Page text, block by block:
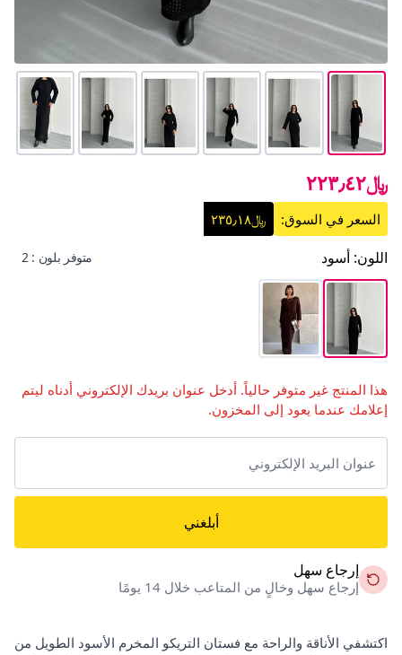
﷼٢٢٣٫٤٢
السعر في السوق: ﷼٢٣٥٫١٨
اللون: أسود متوفر بلون : 2
هذا المنتج غير متوفر حالياً. أدخل عنوان بريدك الإلكتروني أدناه ليتم
إعلامك عندما يعود إلى المخزون.
أبلغني
إرجاع سهل
إرجاع سهل وخالٍ من المتاعب خلال 14 يومًا
اكتشفي الأناقة والراحة مع فستان التريكو المخرم الأسود الطويل من